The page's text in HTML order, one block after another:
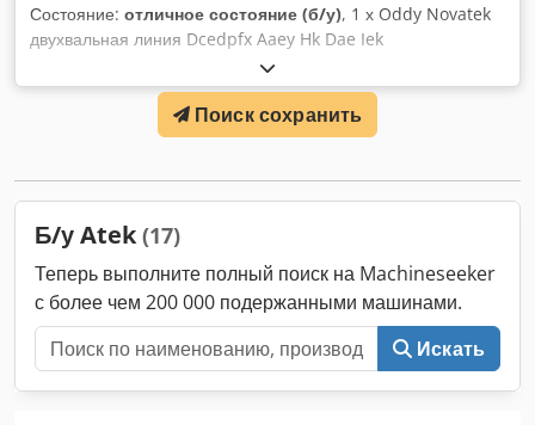
Состояние: отличное состояние (б/у), 1 х Oddy Novatek
двухвальная линия Dcedpfx Aaey Hk Dae Iek
Поиск сохранить
Б/у Atek (17)
Теперь выполните полный поиск на Machineseeker
с более чем 200 000 подержанными машинами.
Искать